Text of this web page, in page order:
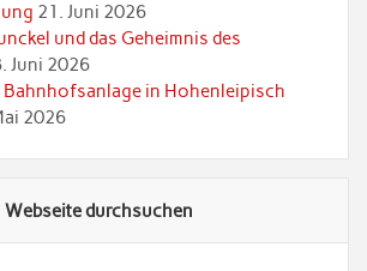
21. Juni 2026
und das Geheimnis des
Juni 2026
in Hohenleipisch
2026
Webseite durchsuchen